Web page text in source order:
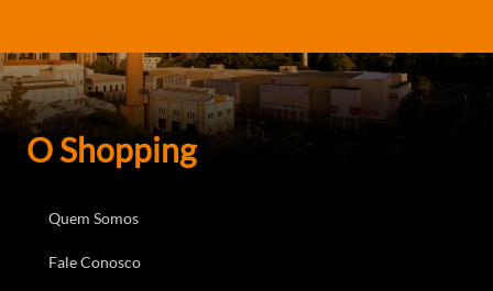
O Shopping
Quem Somos
Fale Conosco